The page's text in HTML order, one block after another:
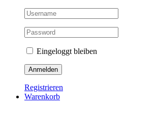
Eingeloggt bleiben
Registrieren
Warenkorb